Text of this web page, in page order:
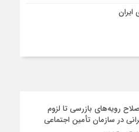
ایران
رویه‌های بازرسی تا لزوم
در سازمان تأمین اجتماعی